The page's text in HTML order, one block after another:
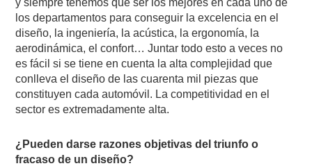
los departamentos para conseguir la excelencia en el
diseño, la ingeniería, la acústica, la ergonomía, la
aerodinámica, el confort… Juntar todo esto a veces no
es fácil si se tiene en cuenta la alta complejidad que
conlleva el diseño de las cuarenta mil piezas que
constituyen cada automóvil. La competitividad en el
sector es extremadamente alta.
¿Pueden darse razones objetivas del triunfo o
fracaso de un diseño?